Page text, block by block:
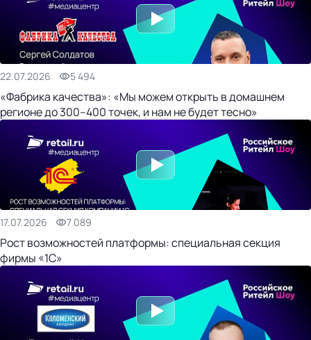
22.07.2026 5 494
«Фабрика качества»: «Мы можем открыть в домашнем
регионе до 300–400 точек, и нам не будет тесно»
17.07.2026 7 089
Рост возможностей платформы: специальная секция
фирмы «1С»